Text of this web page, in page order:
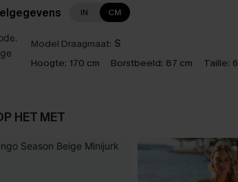
IN CM
Model Draagmaat: S
Hoogte: 170 cm Borstbeeld: 87 cm Taille:
HET MET